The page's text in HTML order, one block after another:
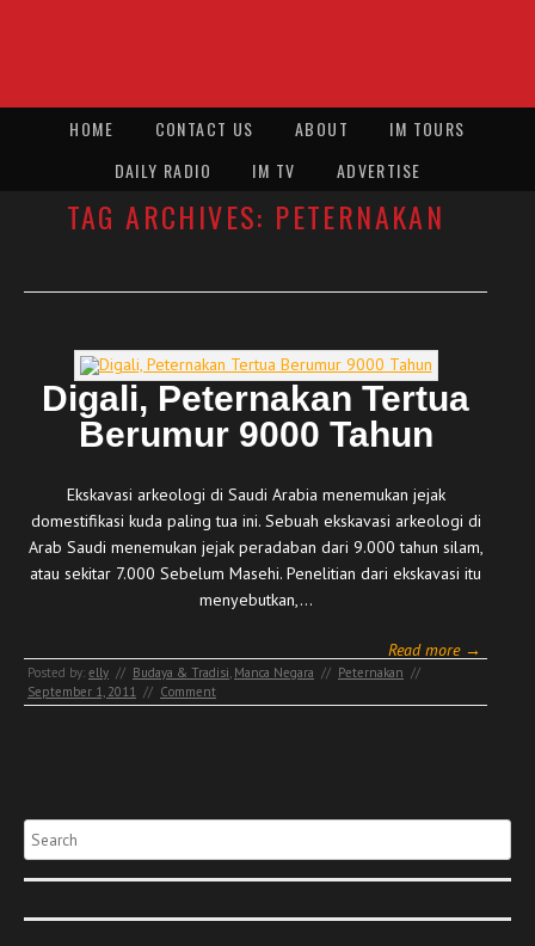
HOME CONTACT US ABOUT
IM TOURS
DAILY RADIO
IM TV ADVERTISE
TAG ARCHIVES: PETERNAKAN
Digali, Peternakan Tertua
Berumur 9000 Tahun
Ekskavasi arkeologi di Saudi Arabia menemukan jejak
domestifikasi kuda paling tua ini. Sebuah ekskavasi arkeologi di
Arab Saudi menemukan jejak peradaban dari 9.000 tahun silam,
atau sekitar 7.000 Sebelum Masehi. Penelitian dari ekskavasi itu
menyebutkan,…
Read more →
Posted by: elly // Budaya & Tradisi, Manca Negara // Peternakan //
September 1, 2011 // Comment
Search